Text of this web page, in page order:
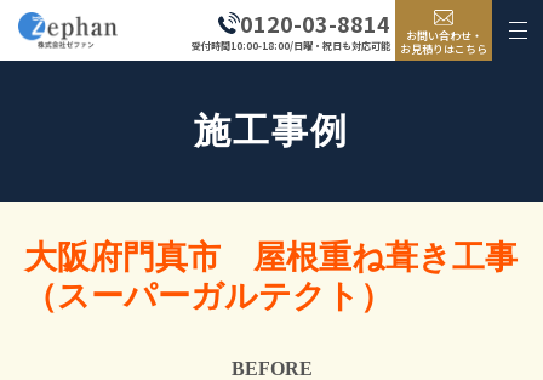
0120-03-8814
受付時間10:00-18:00/日曜・祝日も対応可能
お問い合わせ・
お見積りはこちら
施工事例
大阪府門真市 屋根重ね葺き工事
（スーパーガルテクト）
BEFORE